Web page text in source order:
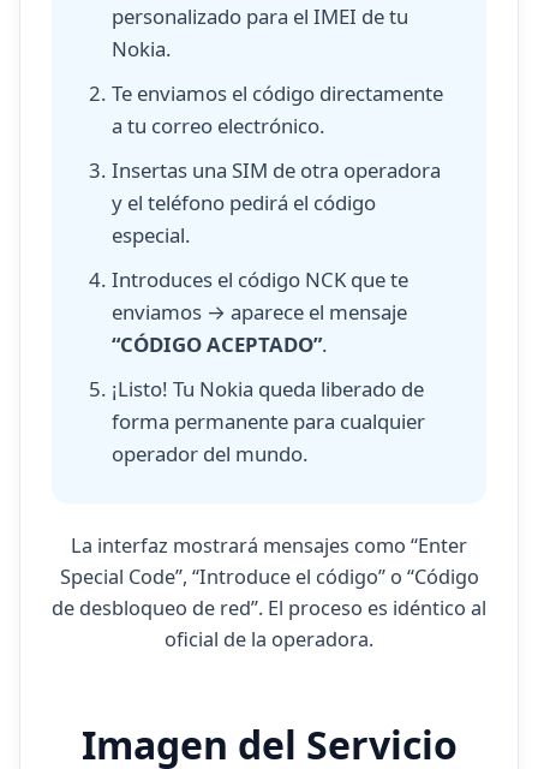
personalizado para el IMEI de tu
Nokia.
Te enviamos el código directamente
a tu correo electrónico.
Insertas una SIM de otra operadora
y el teléfono pedirá el código
especial.
Introduces el código NCK que te
enviamos → aparece el mensaje
“CÓDIGO ACEPTADO”.
¡Listo! Tu Nokia queda liberado de
forma permanente para cualquier
operador del mundo.
La interfaz mostrará mensajes como “Enter
Special Code”, “Introduce el código” o “Código
de desbloqueo de red”. El proceso es idéntico al
oficial de la operadora.
Imagen del Servicio